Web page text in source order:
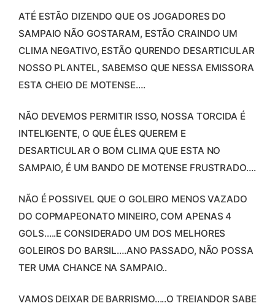
ATÉ ESTÃO DIZENDO QUE OS JOGADORES DO
SAMPAIO NÃO GOSTARAM, ESTÃO CRAINDO UM
CLIMA NEGATIVO, ESTÃO QURENDO DESARTICULAR
NOSSO PLANTEL, SABEMSO QUE NESSA EMISSORA
ESTA CHEIO DE MOTENSE….
NÃO DEVEMOS PERMITIR ISSO, NOSSA TORCIDA É
INTELIGENTE, O QUE ÊLES QUEREM E
DESARTICULAR O BOM CLIMA QUE ESTA NO
SAMPAIO, É UM BANDO DE MOTENSE FRUSTRADO….
NÃO É POSSIVEL QUE O GOLEIRO MENOS VAZADO
DO COPMAPEONATO MINEIRO, COM APENAS 4
GOLS…..E CONSIDERADO UM DOS MELHORES
GOLEIROS DO BARSIL….ANO PASSADO, NÃO POSSA
TER UMA CHANCE NA SAMPAIO..
VAMOS DEIXAR DE BARRISMO…..O TREIANDOR SABE